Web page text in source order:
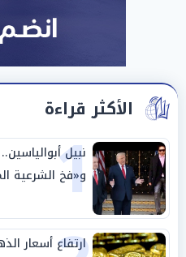
الأكثر قراءة
1
نبيل
و«فخ الشرعية
وحليفه في
ارتفاع أسعار